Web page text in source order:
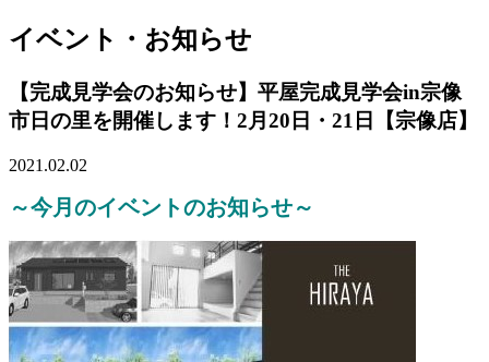
イベント・お知らせ
【完成見学会のお知らせ】平屋完成見学会in宗像
市日の里を開催します！2月20日・21日【宗像店】
2021.02.02
～今月のイベントのお知らせ～